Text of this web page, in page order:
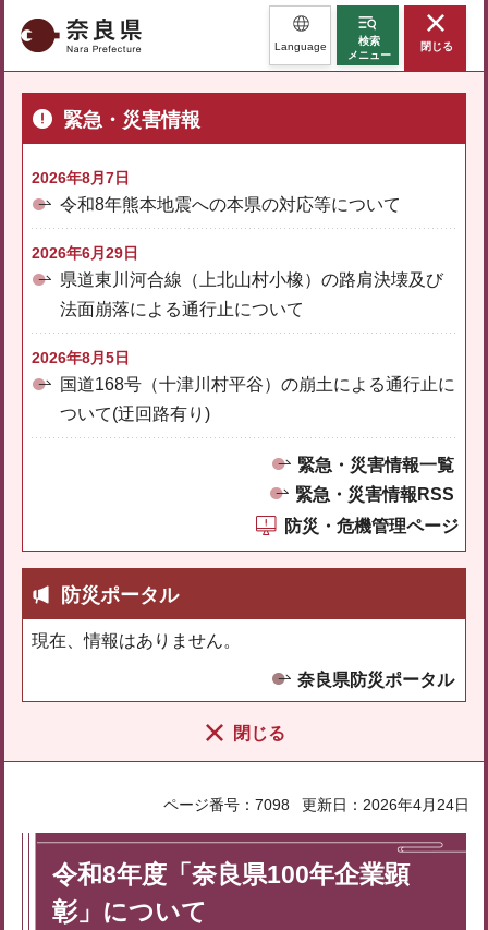
奈良県 Language
検索
メニュー
閉じる
緊急・災害情報
2026年8月7日
令和8年熊本地震への本県の対応等について
2026年6月29日
県道東川河合線（上北山村小橡）の路肩決壊及び
法面崩落による通行止について
2026年8月5日
国道168号（十津川村平谷）の崩土による通行止に
ついて(迂回路有り)
緊急・災害情報一覧
緊急・災害情報RSS
防災・危機管理ページ
防災ポータル
現在、情報はありません。
奈良県防災ポータル
閉じる
ページ番号：7098 更新日：2026年4月24日
令和8年度「奈良県100年企業顕
彰」について